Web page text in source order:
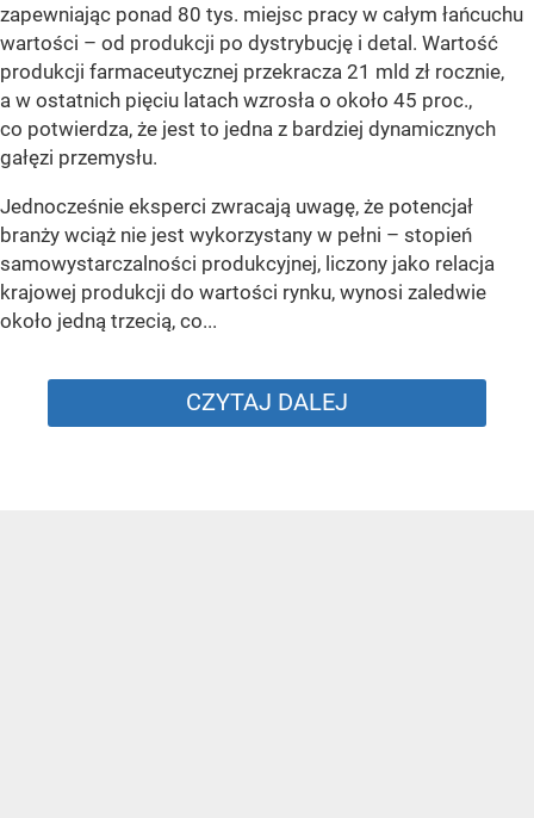
zapewniając ponad 80 tys. miejsc pracy w całym łańcuchu
wartości – od produkcji po dystrybucję i detal. Wartość
produkcji farmaceutycznej przekracza 21 mld zł rocznie,
a w ostatnich pięciu latach wzrosła o około 45 proc.,
co potwierdza, że jest to jedna z bardziej dynamicznych
gałęzi przemysłu.
Jednocześnie eksperci zwracają uwagę, że potencjał
branży wciąż nie jest wykorzystany w pełni – stopień
samowystarczalności produkcyjnej, liczony jako relacja
krajowej produkcji do wartości rynku, wynosi zaledwie
około jedną trzecią, co...
CZYTAJ DALEJ